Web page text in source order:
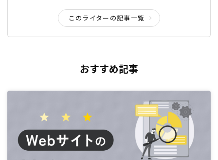
このライターの記事一覧
おすすめ記事